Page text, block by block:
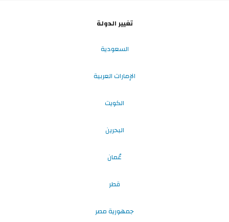
تغيير الدولة
السعودية
الإمارات العربية
الكويت
البحرين
عُمان
قطر
جمهورية مصر